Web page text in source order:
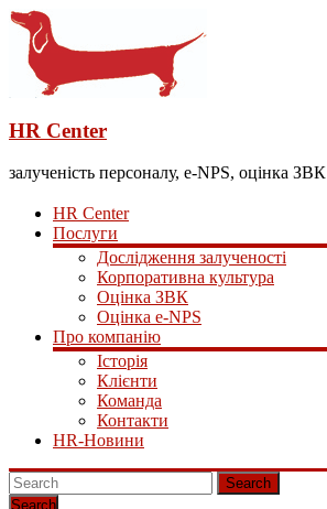
HR Center
залученість персоналу, e-NPS, оцінка ЗВК
HR Center
Послуги
Дослідження залученості
Корпоративна культура
Оцінка ЗВК
Оцінка e-NPS
Про компанію
Історія
Клієнти
Команда
Контакти
HR-Новини
Search